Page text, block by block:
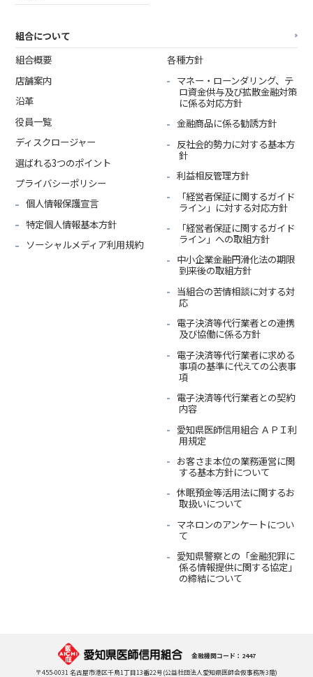
組合について
組合概要
店舗案内
沿革
役員一覧
ディスクロージャー
選ばれる3つのポイント
プライバシーポリシー
個人情報保護宣言
特定個人情報基本方針
ソーシャルメディア利用規約
各種方針
マネー・ローンダリング、テ
ロ資金供与及び拡散金融対策
に係る対応方針
金融商品に係る勧誘方針
反社会的勢力に対する基本方
針
利益相反管理方針
「経営者保証に関するガイド
ライン」に対する対応方針
「経営者保証に関するガイド
ライン」への取組方針
中小企業金融円滑化法の期限
到来後の取組方針
当組合の苦情相談に対する対
応
電子決済等代行業者との連携
及び協働に係る方針
電子決済等代行業者に求める
事項の基準に代えての公表事
項
電子決済等代行業者との契約
内容
愛知県医師信用組合 ＡＰＩ利
用規定
お客さま本位の業務運営に関
する基本方針について
休眠預金等活用法に関するお
取扱いについて
マネロンのアンケートについ
て
愛知県警察との「金融犯罪に
係る情報提供に関する協定」
の締結について
金融機関コード：2447
〒455-0031 名古屋市港区千鳥1丁目13番22号(公益社団法人愛知県医師会仮事務所3階)